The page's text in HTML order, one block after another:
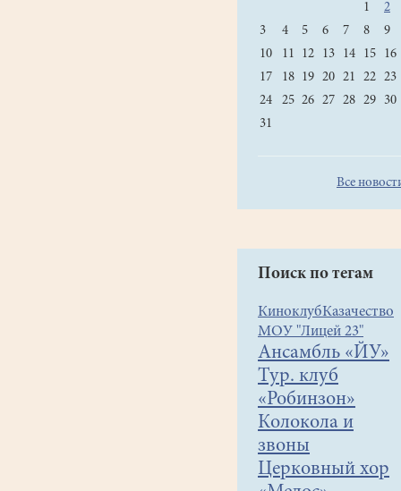
1
2
3
4 5 6 7 8
9
10
11 12 13 14 15
16
17
18 19 20 21 22 23
24
25 26 27 28 29
30
31
Все
Поиск по тегам
КиноклубКазачество
МОУ "Лицей 23"
Ансамбль «ЙУ»
Тур. клуб
«Робинзон»
Колокола и
звоны
Церковный хор